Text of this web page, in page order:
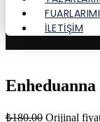
İLETİŞİM
Enheduanna
₺180.00 Orijinal